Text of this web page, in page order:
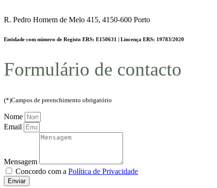
R. Pedro Homem de Melo 415, 4150-600 Porto
Entidade com número de Registo ERS: E150631 | Lincença ERS: 19783/2020
Formulário de contacto
(*)Campos de preenchimento obrigatório
Nome
Email
Mensagem
Concordo com a Política de Privacidade
Enviar